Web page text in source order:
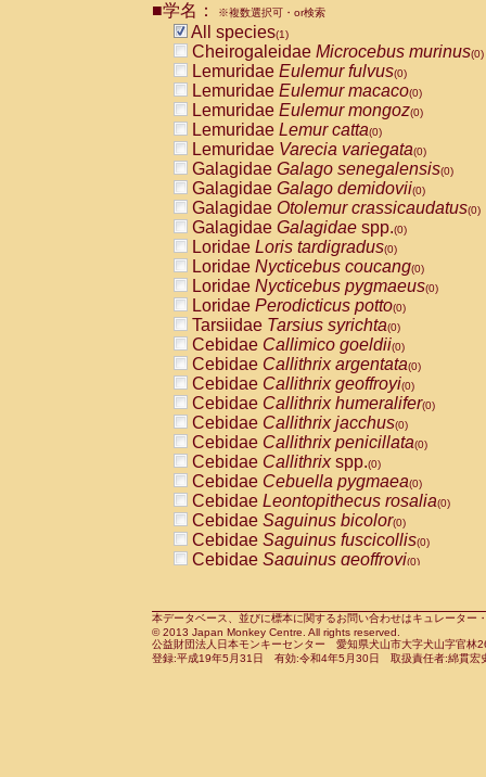
CebidaeCebus nigrivittatus
CebidaeCebus
CebidaeSaimiri boliviensis(0)
CebidaeSaimiri sciureus(0)
AtelidaeAlouatta caraya(0)
AtelidaeAlouatta fusca(0)
AtelidaeAlouatta seniculus
AtelidaeAlouattaspp.(0)
AtelidaeAteles belzebuth(0)
AtelidaeAteles geoffroyi(0)
AtelidaeAteles paniscus(0)
AtelidaeAtelesspp.(0)
Atelidae Lagothrix lagothricha
AtelidaeLagothrix lagothricha cana
PitheciidaeCacajao calvus
PitheciidaeCallicebus cupreus
PitheciidaeCallicebus donacophilus
PitheciidaeCallicebus moloch
PitheciidaeCallicebus torquatus
PitheciidaeCallicebusspp.(0)
PitheciidaeChiropotes satanas(0)
PitheciidaePithecia monachus
PitheciidaePithecia pithecia(0)
CercopithecidaeCercocebus agilis
CercopithecidaeCercocebus
CercopithecidaeCercocebus
CercopithecidaeCercocebus
CercopithecidaeCercocebus
CercopithecidaeCercocebushybrid
CercopithecidaePapio anubis(0)
CercopithecidaePapio cynocephalus
CercopithecidaePapio hamadryas(0)
■学名： ※複数選択可・or検索
All species(1)
Cheirogaleidae Microcebus murinus(0)
Lemuridae Eulemur fulvus(0)
Lemuridae Eulemur macaco(0)
Lemuridae Eulemur mongoz(0)
Lemuridae Lemur catta(0)
Lemuridae Varecia variegata(0)
Galagidae Galago senegalensis(0)
Galagidae Galago demidovii(0)
Galagidae Otolemur crassicaudatus(0)
Galagidae Galagidae spp.(0)
Loridae Loris tardigradus(0)
Loridae Nycticebus coucang(0)
Loridae Nycticebus pygmaeus(0)
Loridae Perodicticus potto(0)
Tarsiidae Tarsius syrichta(0)
Cebidae Callimico goeldii(0)
Cebidae Callithrix argentata(0)
Cebidae Callithrix geoffroyi(0)
Cebidae Callithrix humeralifer(0)
Cebidae Callithrix jacchus(0)
Cebidae Callithrix penicillata(0)
Cebidae Callithrixspp.(0)
Cebidae Cebuella pygmaea(0)
Cebidae Leontopithecus rosalia(0)
Cebidae Saguinus bicolor(0)
Cebidae Saguinus fuscicollis(0)
Cebidae Saguinus geoffroyi(0)
CebidaeSaguinus leucopus(0)
CebidaeSaguinus midas(0)
Cebidae Saguinus mystax(0)
本データベース、並びに標本に関するお問い合わせはキュレータ
© 2013 Japan Monkey Centre. All rights reserved.
公益財団法人日本モンキーセンター 愛知県犬山市大字犬山字官
登録:平成19年5月31日 有効:令和4年5月30日 取扱責任者:綿貫宏